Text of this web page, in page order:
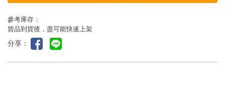
參考庫存：
貨品到貨後，盡可能快速上架
分享：